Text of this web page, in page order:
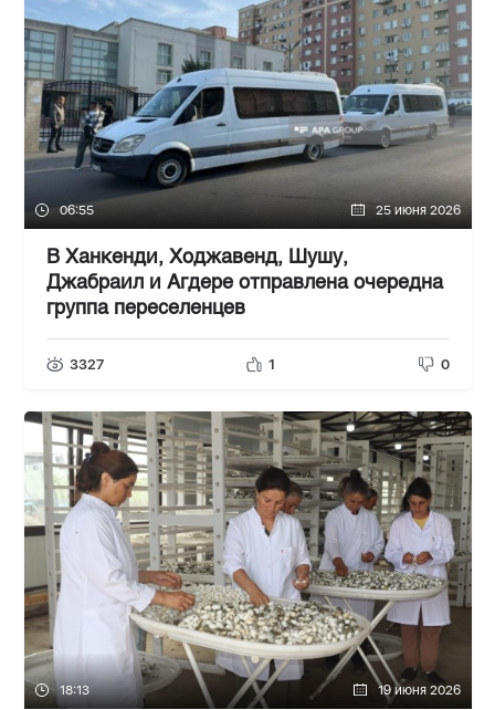
06:55 25 июня 2026
В Ханкенди, Ходжавенд, Шушу,
Джабраил и Агдере отправлена очередна
группа переселенцев
3327 1 0
18:13 19 июня 2026